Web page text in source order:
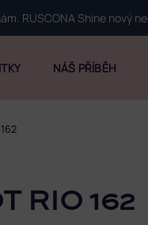
RUSCONA Shine nový
NÁŠ PŘÍBĚH
RIO 162